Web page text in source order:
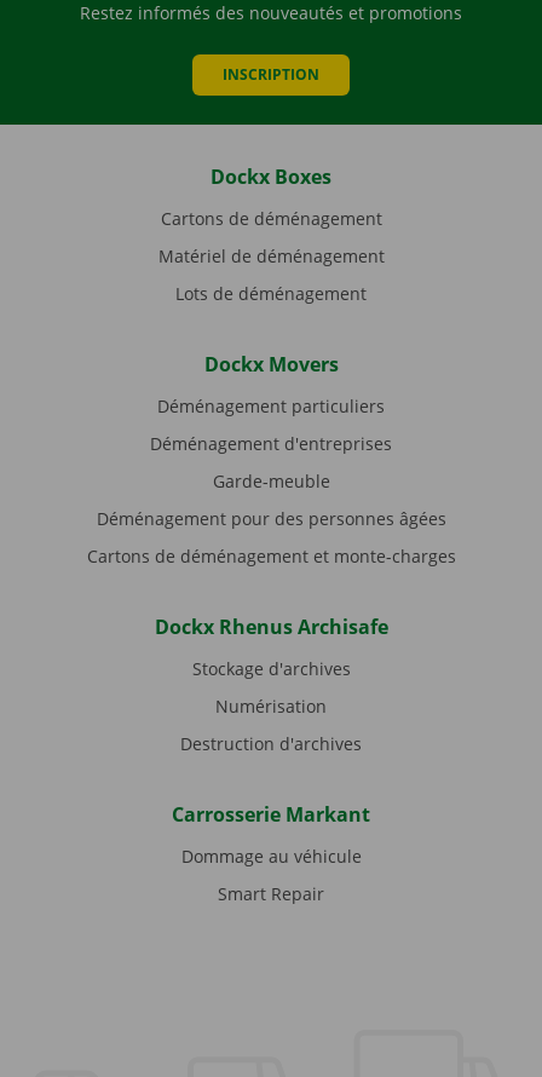
Restez informés des nouveautés et promotions
INSCRIPTION
Dockx Boxes
Cartons de déménagement
Matériel de déménagement
Lots de déménagement
Dockx Movers
Déménagement particuliers
Déménagement d'entreprises
Garde-meuble
Déménagement pour des personnes âgées
Cartons de déménagement et monte-charges
Dockx Rhenus Archisafe
Stockage d'archives
Numérisation
Destruction d'archives
Carrosserie Markant
Dommage au véhicule
Smart Repair